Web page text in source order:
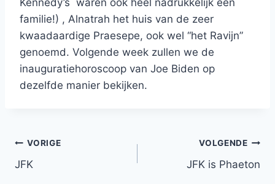
familie!) , Alnatrah het huis van de zeer
kwaadaardige Praesepe, ook wel “het Ravijn”
genoemd. Volgende week zullen we de
inauguratiehoroscoop van Joe Biden op
dezelfde manier bekijken.
Bericht
navigatie
VORIGE
JFK
VOLGENDE
JFK is Phaeton